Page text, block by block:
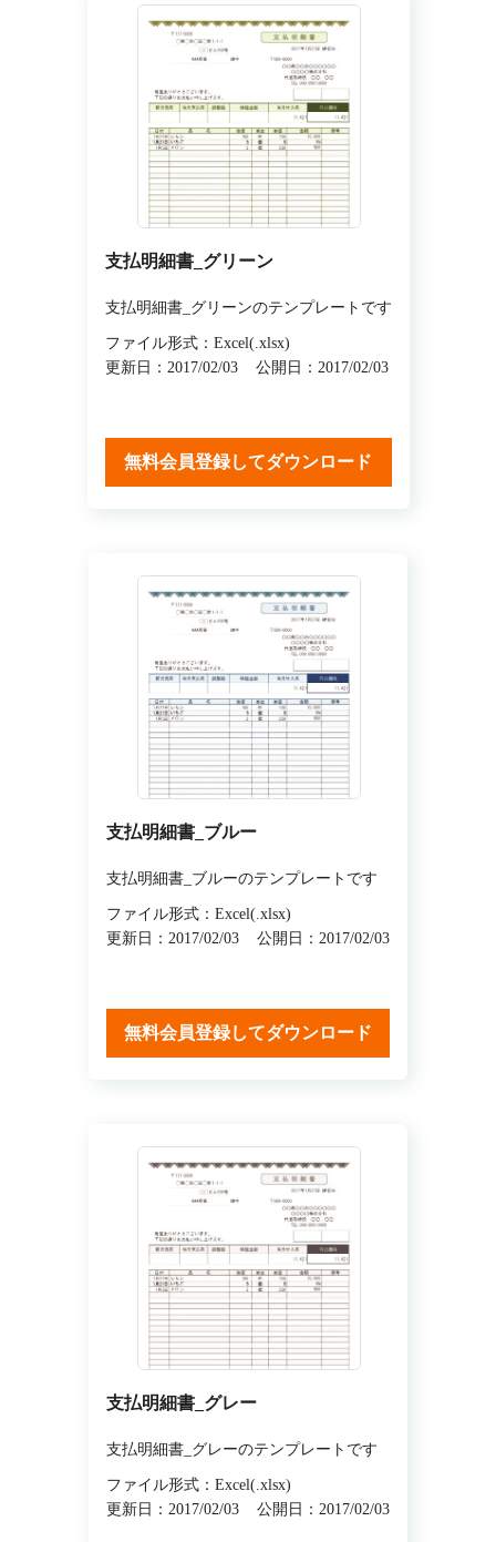
支払明細書_グリーン
支払明細書_グリーンのテンプレートです
ファイル形式：Excel(.xlsx)
更新日：2017/02/03
公開日：2017/02/03
無料会員登録してダウンロード
支払明細書_ブルー
支払明細書_ブルーのテンプレートです
ファイル形式：Excel(.xlsx)
更新日：2017/02/03
公開日：2017/02/03
無料会員登録してダウンロード
支払明細書_グレー
支払明細書_グレーのテンプレートです
ファイル形式：Excel(.xlsx)
更新日：2017/02/03
公開日：2017/02/03